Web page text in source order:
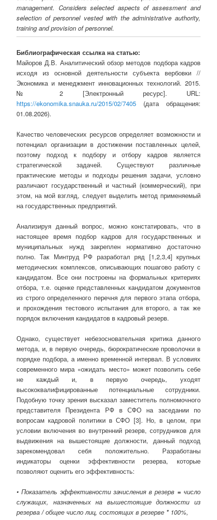
management. Considers selected aspects of assessment and
selection of personnel vested with the administrative authority,
training and provision of personnel.
Библиографическая ссылка на статью:
Майоров Д.В. Аналитический обзор методов подбора кадров
исходя из основной деятельности субъекта вербовки //
Экономика и менеджмент инновационных технологий. 2015.
№ 2 [Электронный ресурс]. URL:
https://ekonomika.snauka.ru/2015/02/7405 (дата обращения:
01.08.2026).
Качество человеческих ресурсов определяет возможности и
потенциал организации в достижении поставленных целей,
поэтому подход к подбору и отбору кадров является
стратегической задачей. Существуют различные
практические методы и подходы решения задачи, условно
различают государственный и частный (коммерческий), при
этом, на мой взгляд, следует выделить метод применяемый
на государственных предприятий.
Анализируя данный вопрос, можно констатировать, что в
настоящее время подбор кадров для государственных и
муниципальных нужд закреплен нормативно достаточно
полно. Так Минтруд РФ разработал ряд [1,2,3,4] крупных
методических комплексов, описывающих пошагово работу с
кандидатом. Все они построены на формальных критериях
отбора, т.е. оценке представленных кандидатом документов
из строго определенного перечня для первого этапа отбора,
и прохождения тестового испытания для второго, а так же
порядок включения кандидатов в кадровый резерв.
Однако, существует небезосновательная критика данного
метода, и, в первую очередь, бюрократические проволочки в
порядке подбора, а именно временной интервал. В условиях
современного мира «ожидать место» может позволить себе
не каждый и, в первую очередь, уходят
высококвалифицированные потенциальные сотрудники.
Подобную точку зрения высказал заместитель полномочного
представителя Президента РФ в СФО на заседании по
вопросам кадровой политики в СФО [3]. Но, в целом, при
условии включения во внутренний резерв, сотрудников для
выдвижения на вышестоящие должности, данный подход
зарекомендовал себя положительно. Разработаны
индикаторы оценки эффективности резерва, которые
позволяют оценить его эффективность:
• Показатель эффективности зачисления в резерв = число
служащих, назначенных на вышестоящие должности из
резерва/ общее число лиц, состоящих в резерве *100%,